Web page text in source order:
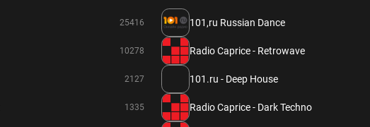
25416 101,ru Russian Dance
10278 Radio Caprice - Retrowave
2127 101.ru - Deep House
1335 Radio Caprice - Dark Techno